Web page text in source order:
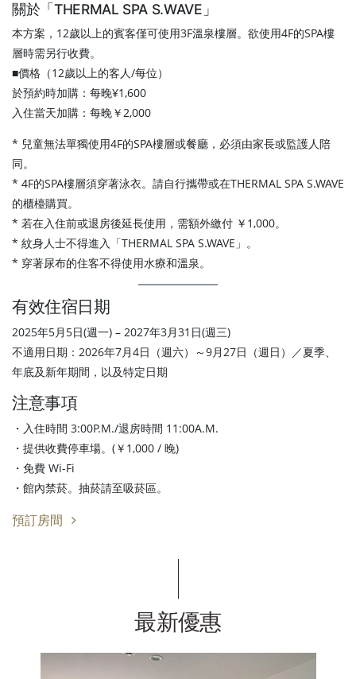
關於「THERMAL SPA S.WAVE」
本方案，12歲以上的賓客僅可使用3F溫泉樓層。欲使用4F的SPA樓
層時需另行收費。
■價格（12歲以上的客人/每位）
於預約時加購：每晚¥1,600
入住當天加購：每晚￥2,000
* 兒童無法單獨使用4F的SPA樓層或餐廳，必須由家長或監護人陪
同。
* 4F的SPA樓層須穿著泳衣。請自行攜帶或在THERMAL SPA S.WAVE
的櫃檯購買。
* 若在入住前或退房後延長使用，需額外繳付 ￥1,000。
* 紋身人士不得進入「THERMAL SPA S.WAVE」。
* 穿著尿布的住客不得使用水療和溫泉。
有效住宿日期
2025年5月5日(週一) – 2027年3月31日(週三)
不適用日期：2026年7月4日（週六）～9月27日（週日）／夏季、
年底及新年期間，以及特定日期
注意事項
・入住時間 3:00P.M./退房時間 11:00A.M.
・提供收費停車場。(￥1,000 / 晚)
・免費 Wi-Fi
・館內禁菸。抽菸請至吸菸區。
預訂房間
最新優惠